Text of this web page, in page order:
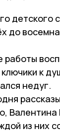
до
к
недуг.
из них